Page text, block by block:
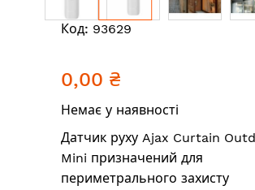
Перейти
галереї
Код: 93629
0,00 ₴
Немає у наявності
Датчик руху Ajax Curtain
Mini призначений для
периметрального захисту